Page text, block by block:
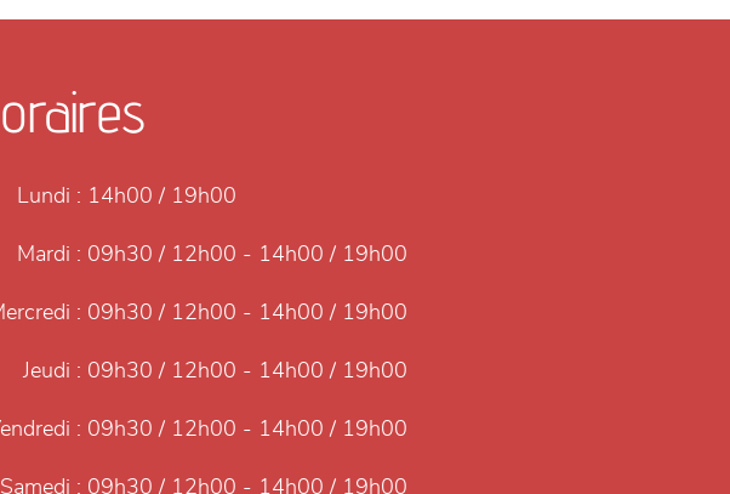
Lundi : 14h00 / 19h00
Mardi : 09h30 / 12h00 - 14h00 / 19h00
: 09h30 / 12h00 - 14h00 / 19h00
Jeudi : 09h30 / 12h00 - 14h00 / 19h00
: 09h30 / 12h00 - 14h00 / 19h00
Samedi : 09h30 / 12h00 - 14h00 / 19h00